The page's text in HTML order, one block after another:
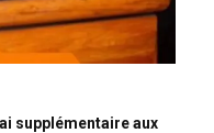
supplémentaire aux